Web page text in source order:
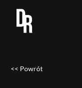
<< Powrót